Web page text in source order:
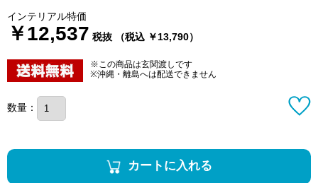
インテリアル特価
￥12,537 税抜 （税込 ￥13,790）
※この商品は玄関渡しです
※沖縄・離島へは配送できません
数量：
カートに入れる